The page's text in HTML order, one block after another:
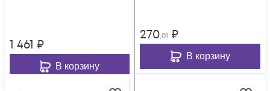
1 461 ₽
В корзину
FANSO
270,01 ₽
В корзину